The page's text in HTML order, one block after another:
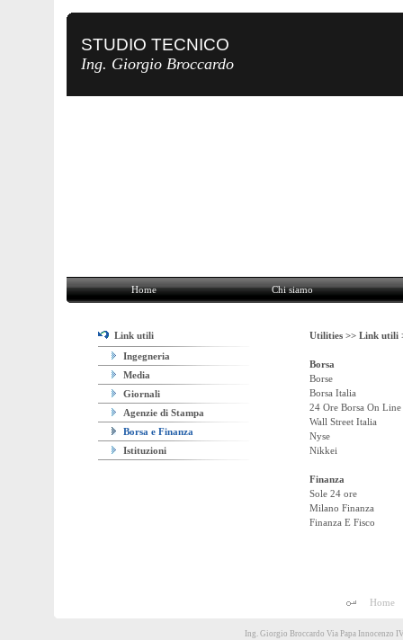
STUDIO TECNICO
Ing. Giorgio Broccardo
Home Chi siamo Attività Utilities Contatti
Link utili
Ingegneria
Media
Giornali
Agenzie di Stampa
Borsa e Finanza
Istituzioni
Utilities >> Link utili
Borsa
Borse
Borsa Italia
24 Ore Borsa On Line
Wall Street Italia
Nyse
Nikkei
Finanza
Sole 24 ore
Milano Finanza
Finanza E Fisco
Home
Ing. Giorgio Broccardo Via Papa Innocenzo
Home Chi siamo